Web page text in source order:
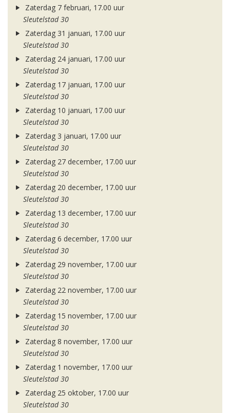
Zaterdag 7 februari, 17.00 uur
Sleutelstad 30
Zaterdag 31 januari, 17.00 uur
Sleutelstad 30
Zaterdag 24 januari, 17.00 uur
Sleutelstad 30
Zaterdag 17 januari, 17.00 uur
Sleutelstad 30
Zaterdag 10 januari, 17.00 uur
Sleutelstad 30
Zaterdag 3 januari, 17.00 uur
Sleutelstad 30
Zaterdag 27 december, 17.00 uur
Sleutelstad 30
Zaterdag 20 december, 17.00 uur
Sleutelstad 30
Zaterdag 13 december, 17.00 uur
Sleutelstad 30
Zaterdag 6 december, 17.00 uur
Sleutelstad 30
Zaterdag 29 november, 17.00 uur
Sleutelstad 30
Zaterdag 22 november, 17.00 uur
Sleutelstad 30
Zaterdag 15 november, 17.00 uur
Sleutelstad 30
Zaterdag 8 november, 17.00 uur
Sleutelstad 30
Zaterdag 1 november, 17.00 uur
Sleutelstad 30
Zaterdag 25 oktober, 17.00 uur
Sleutelstad 30